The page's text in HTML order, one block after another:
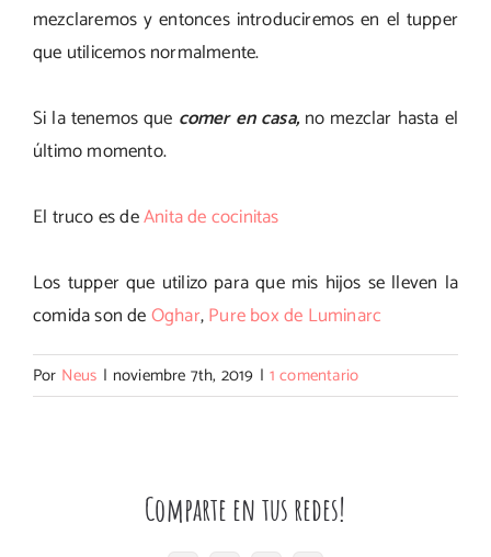
mezclaremos y entonces introduciremos en el tupper
que utilicemos normalmente.
Si la tenemos que comer en casa,no mezclar hasta el
último momento.
El truco es deAnita de cocinitas
Los tupper que utilizo para que mis hijos se lleven la
comida son deOghar,Pure box de Luminarc
Por Neus | noviembre 7th, 2019 | 1 comentario
Comparte en tus redes!